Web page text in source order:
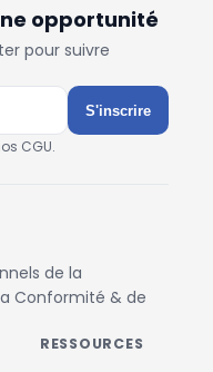
opportunité
pour suivre
S'inscrire
CGU.
de la
Conformité & de
RESSOURCES